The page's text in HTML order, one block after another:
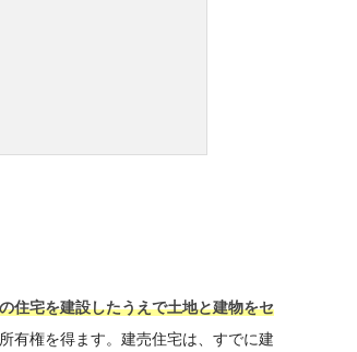
住宅を建設したうえで土地と建物をセ
有権を得ます。建売住宅は、すでに建